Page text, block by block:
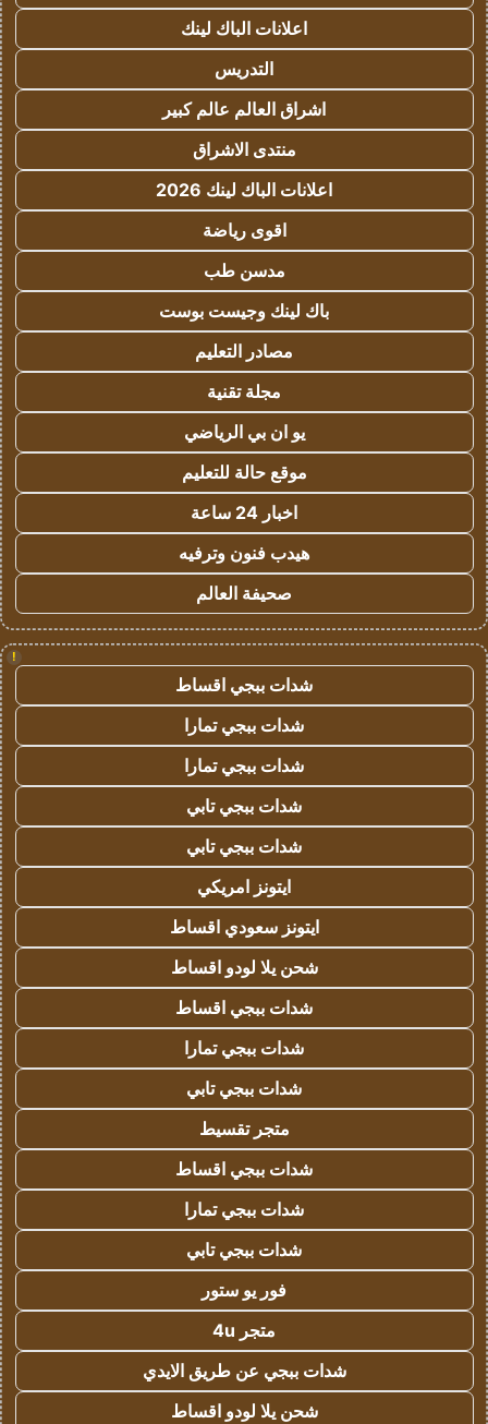
اعلانات الباك لينك
التدريس
اشراق العالم عالم كبير
منتدى الاشراق
اعلانات الباك لينك 2026
اقوى رياضة
مدسن طب
باك لينك وجيست بوست
مصادر التعليم
مجلة تقنية
يو ان بي الرياضي
موقع حالة للتعليم
اخبار 24 ساعة
هيدب فنون وترفيه
صحيفة العالم
!
شدات ببجي اقساط
شدات ببجي تمارا
شدات ببجي تمارا
شدات ببجي تابي
شدات ببجي تابي
ايتونز امريكي
ايتونز سعودي اقساط
شحن يلا لودو اقساط
شدات ببجي اقساط
شدات ببجي تمارا
شدات ببجي تابي
متجر تقسيط
شدات ببجي اقساط
شدات ببجي تمارا
شدات ببجي تابي
فور يو ستور
متجر 4u
شدات ببجي عن طريق الايدي
شحن يلا لودو اقساط